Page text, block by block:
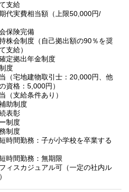
支給
代実費相当額（上限50,000円/
保険完備
株会制度（自己拠出額の90％を奨
支給）
定拠出年金制度
度
（宅地建物取引士：20,000円、他
資格：5,000円）
（支給条件あり）
助制度
表彰
制度
制度
間勤務：子が小学校を卒業する
間勤務：無期限
ィスカジュアル可（一定の社内ル